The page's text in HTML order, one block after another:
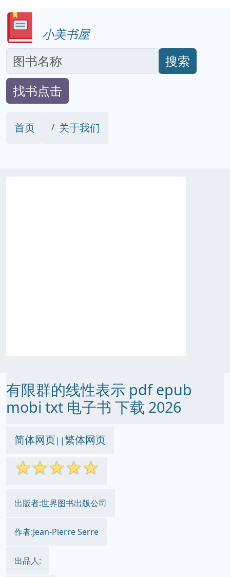
小美书屋
搜索
找书点击
首页 关于我们
有限群的线性表示 pdf epub
mobi txt 电子书 下载 2026
简体网页||繁体网页
☆☆☆☆☆
出版者:世界图书出版公司
作者:Jean-Pierre Serre
出品人: